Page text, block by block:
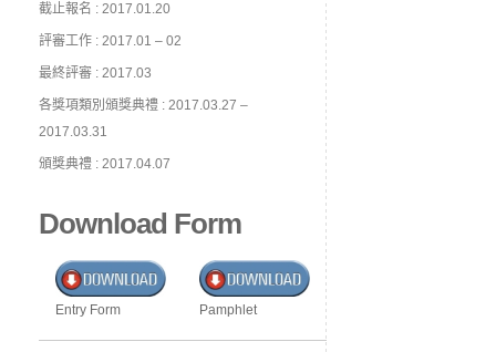
截止報名 : 2017.01.20
評審工作 : 2017.01 – 02
最終評審 : 2017.03
各獎項類別頒獎典禮 : 2017.03.27 –
2017.03.31
頒獎典禮 : 2017.04.07
Download Form
Entry Form Pamphlet